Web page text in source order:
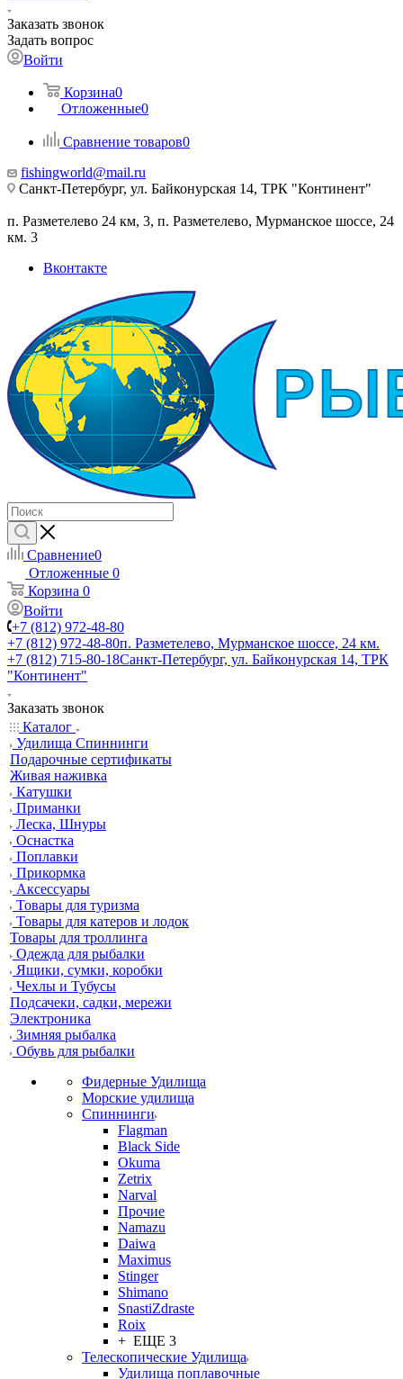
Заказать звонок
Задать вопрос
Войти
Корзина0
Отложенные0
Сравнение товаров0
fishingworld@mail.ru
Санкт-Петербург, ул. Байконурская 14, ТРК "Континент"
п. Разметелево 24 км, 3, п. Разметелево, Мурманское шоссе, 24
км. 3
Вконтакте
Сравнение0
Отложенные 0
Корзина 0
Войти
+7 (812) 972-48-80
+7 (812) 972-48-80п. Разметелево, Мурманское шоссе, 24 км.
+7 (812) 715-80-18Санкт-Петербург, ул. Байконурская 14, ТРК
"Континент"
Заказать звонок
Каталог
Удилища Спиннинги
Подарочные сертификаты
Живая наживка
Катушки
Приманки
Леска, Шнуры
Оснастка
Поплавки
Прикормка
Аксессуары
Товары для туризма
Товары для катеров и лодок
Товары для троллинга
Одежда для рыбалки
Ящики, сумки, коробки
Чехлы и Тубусы
Подсачеки, садки, мережи
Электроника
Зимняя рыбалка
Обувь для рыбалки
Фидерные Удилища
Морские удилища
Спиннинги
Flagman
Black Side
Okuma
Zetrix
Narval
Прочие
Namazu
Daiwa
Maximus
Stinger
Shimano
SnastiZdraste
Roix
+ ЕЩЕ 3
Телескопические Удилища
Удилища поплавочные